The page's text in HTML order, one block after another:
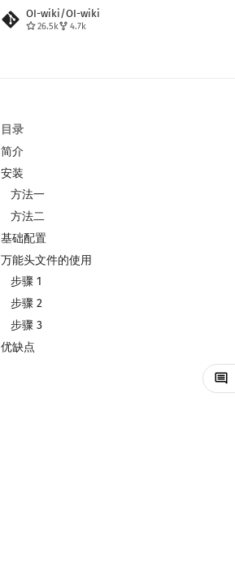
OI-wiki/OI-wiki
26.5k 4.7k
目录
简介
安装
方法一
方法二
基础配置
万能头文件的使用
步骤 1
步骤 2
步骤 3
优缺点